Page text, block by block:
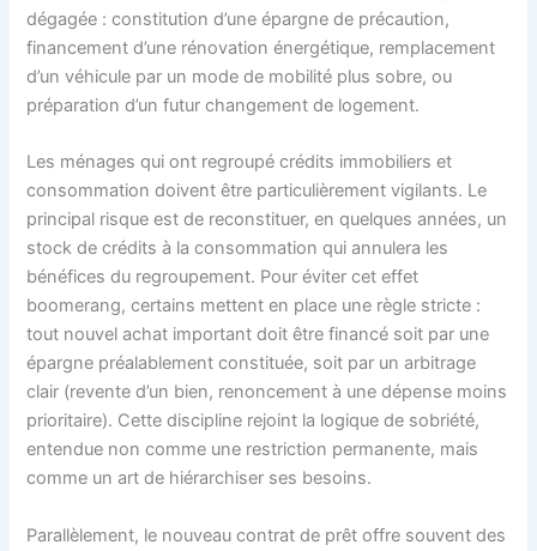
dégagée : constitution d’une épargne de précaution,
financement d’une rénovation énergétique, remplacement
d’un véhicule par un mode de mobilité plus sobre, ou
préparation d’un futur changement de logement.
Les ménages qui ont regroupé crédits immobiliers et
consommation doivent être particulièrement vigilants. Le
principal risque est de reconstituer, en quelques années, un
stock de crédits à la consommation qui annulera les
bénéfices du regroupement. Pour éviter cet effet
boomerang, certains mettent en place une règle stricte :
tout nouvel achat important doit être financé soit par une
épargne préalablement constituée, soit par un arbitrage
clair (revente d’un bien, renoncement à une dépense moins
prioritaire). Cette discipline rejoint la logique de sobriété,
entendue non comme une restriction permanente, mais
comme un art de hiérarchiser ses besoins.
Parallèlement, le nouveau contrat de prêt offre souvent des